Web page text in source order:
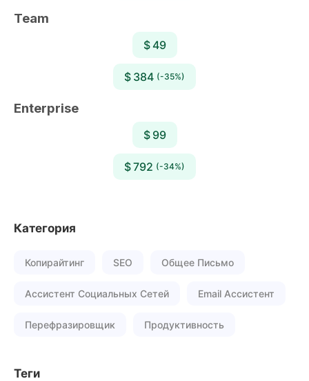
Team
$ 49
$ 384 (-35%)
Enterprise
$ 99
$ 792 (-34%)
Категория
Копирайтинг SEO Общее Письмо
Ассистент Социальных Сетей Email Ассистент
Перефразировщик Продуктивность
Теги